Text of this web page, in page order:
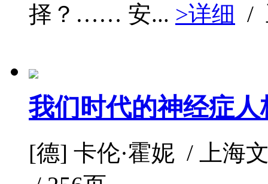
择？…… 安... >详细 /
我们时代的神经症人
[德] 卡伦·霍妮 / 上海